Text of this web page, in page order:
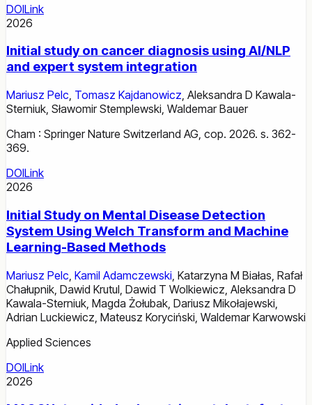
DOILink
2026
Initial study on cancer diagnosis using AI/NLP
and expert system integration
Mariusz Pelc, Tomasz Kajdanowicz, Aleksandra D Kawala-
Sterniuk, Sławomir Stemplewski, Waldemar Bauer
Cham : Springer Nature Switzerland AG, cop. 2026. s. 362-
369.
DOILink
2026
Initial Study on Mental Disease Detection
System Using Welch Transform and Machine
Learning-Based Methods
Mariusz Pelc Kamil Adamczewski Katarzyna M Białas Rafał
Chałupnik Dawid Krutul Dawid T Wolkiewicz Aleksandra D
Kawala-Sterniuk Magda Żołubak Dariusz Mikołajewski
Adrian Luckiewicz Mateusz Koryciński Waldemar Karwowski
Applied Sciences
DOILink
2026